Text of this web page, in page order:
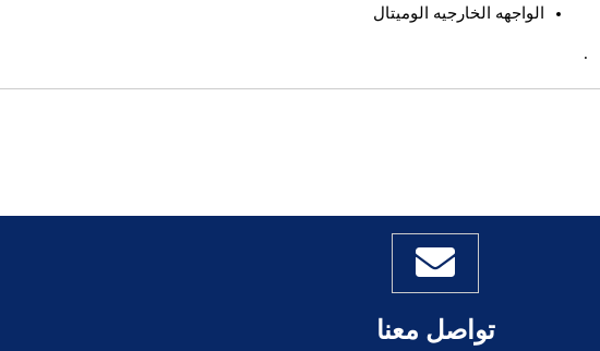
الواجهه الخارجيه الوميتال
.
تواصل معنا